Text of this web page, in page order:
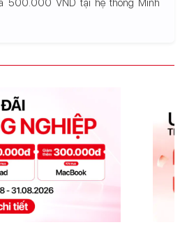
500.000 VND tại hệ thống Minh